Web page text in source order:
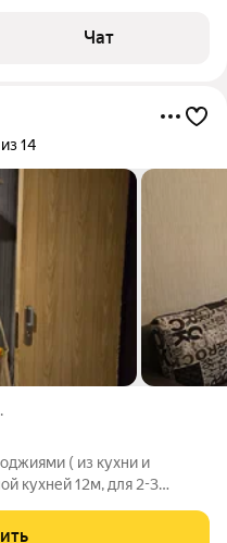
своевременная
Чат
14
( из кухни и
кухней 12м, для 2-3
и 2 комодами. До МЦД3